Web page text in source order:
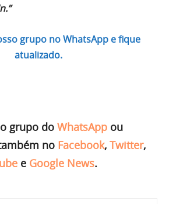
grupo no WhatsApp e fique
atualizado.
grupo do WhatsApp ou
no Facebook, Twitter,
e Google News.